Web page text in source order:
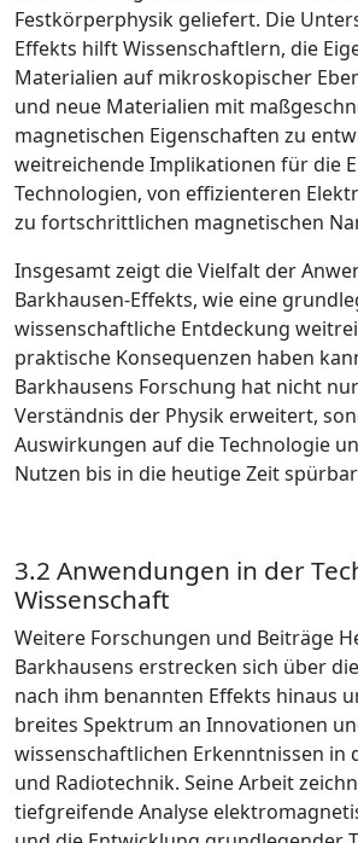
Festkörperphysik geliefert. Die
Effekts hilft Wissenschaftlern, die
Materialien auf mikroskopischer
und neue Materialien mit
magnetischen Eigenschaften zu
weitreichende Implikationen für die
Technologien, von effizienteren
zu fortschrittlichen magnetischen
Insgesamt zeigt die Vielfalt der
Barkhausen-Effekts, wie eine
wissenschaftliche Entdeckung
praktische Konsequenzen haben
Barkhausens Forschung hat nicht
Verständnis der Physik erweitert,
Auswirkungen auf die Technologie
Nutzen bis in die heutige Zeit
3.2 Anwendungen in der
Wissenschaft
Weitere Forschungen und Beiträge
Barkhausens erstrecken sich über
nach ihm benannten Effekts hinaus
breites Spektrum an Innovationen
wissenschaftlichen Erkenntnissen in
und Radiotechnik. Seine Arbeit
tiefgreifende Analyse